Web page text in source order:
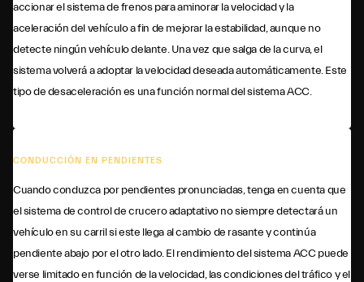
accionar el sistema de frenos para aminorar la velocidad y la
aceleración del vehículo a fin de mejorar la estabilidad, aunque no
detecte ningún vehículo delante. Una vez que salga de la curva, el
sistema volverá a adoptar la velocidad deseada automáticamente. Este
tipo de desaceleración es una función normal del sistema ACC.
CONDUCCIÓN EN PENDIENTES
Cuando conduzca por pendientes pronunciadas, tenga en cuenta que
el sistema de control de crucero adaptativo no siempre detectará un
vehículo en su carril si este llega al cambio de rasante y continúa
pendiente abajo por el otro lado. El rendimiento del sistema ACC puede
verse limitado en función de la velocidad, las condiciones del tráfico y el